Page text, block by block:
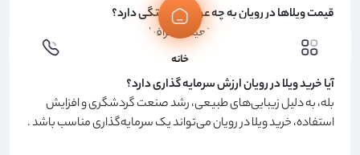
قیمت ویلاها در رویان به چه عواملی بستگی دارد؟
قیمت‌ها به عوامل مهم موقعیت جغرافیایی، نوع ویلا (ساحلی،
جنگلی)، امکانات، اندازه و وضعیت ملک دارند
آیا خرید ویلا در رویان ارزش سرمایه گذاری دارد؟
بله، به دلیل زیبایی‌های طبیعی، رشد صنعت گردشگری و افزایش
استفاده، خرید ویلا در رویان می‌تواند یک سرمایه‌گذاری مناسب باشد.
خانه